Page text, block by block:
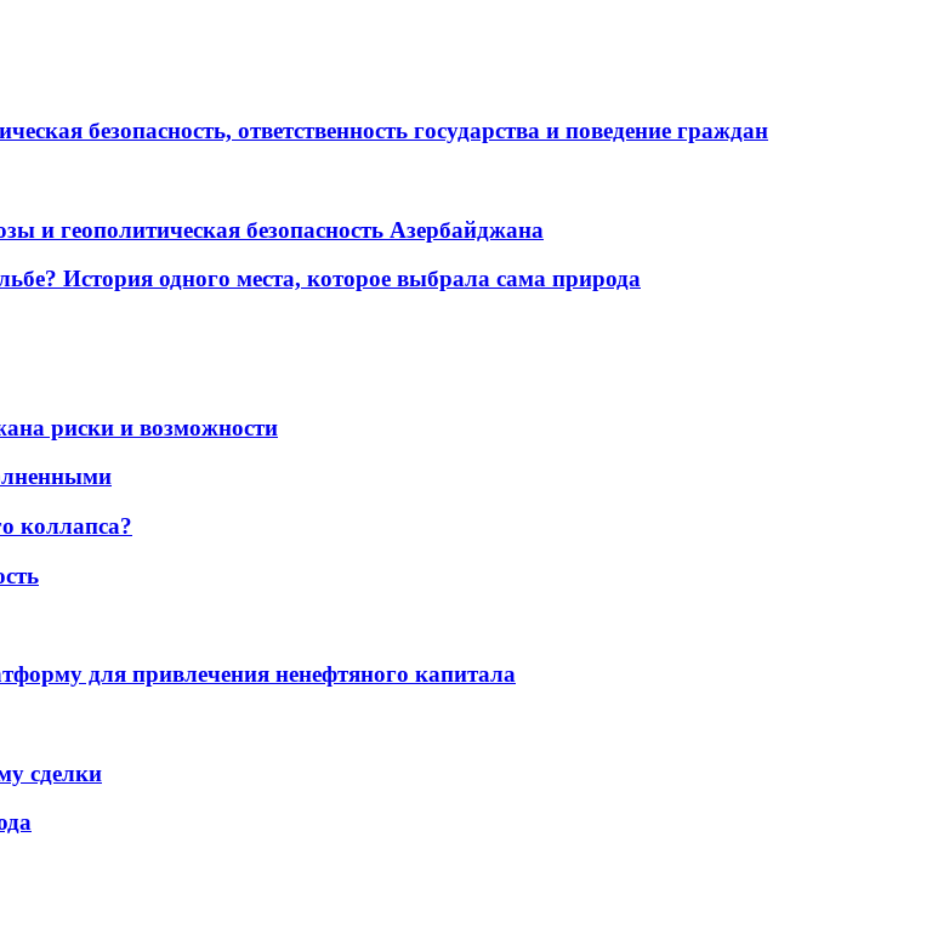
безопасность, ответственность государства и поведение граждан
и геополитическая безопасность Азербайджана
История одного места, которое выбрала сама природа
риски и возможности
коллапса?
для привлечения ненефтяного капитала
сделки